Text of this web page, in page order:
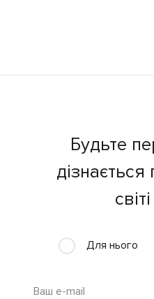
Будьте
Для нього
Ваш e-mail